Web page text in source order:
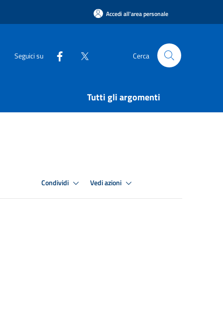
Accedi all'area personale
Seguici su Cerca
Tutti gli argomenti
Condividi Vedi azioni